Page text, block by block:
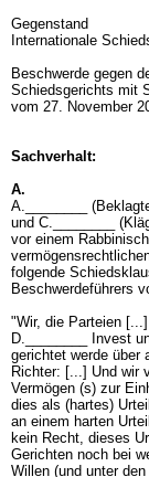
Gegenstand
Internationale
Beschwerde gegen
Schiedsgerichts mit
vom 27. November
Sachverhalt:
A.
A.________
und C.________
vor einem
folgende
Beschwerdeführers
"Wir, die Parteien
D.________ Invest
gerichtet werde über
Richter: [...] Und wir
Vermögen (s) zur
dies als (hartes)
an einem harten
kein Recht, dieses
Gerichten noch bei
Willen (und unter